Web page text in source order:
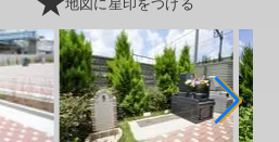
地図に星印をつける